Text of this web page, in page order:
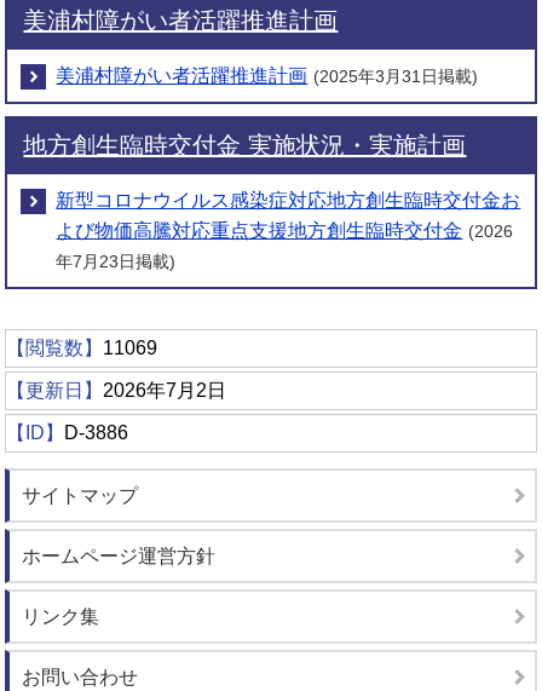
美浦村障がい者活躍推進計画
美浦村障がい者活躍推進計画 (2025年3月31日掲載)
地方創生臨時交付金 実施状況・実施計画
新型コロナウイルス感染症対応地方創生臨時交付金お
よび物価高騰対応重点支援地方創生臨時交付金 (2026
年7月23日掲載)
【閲覧数】 11069
【更新日】 2026年7月2日
【ID】 D-3886
サイトマップ
ホームページ運営方針
リンク集
お問い合わせ